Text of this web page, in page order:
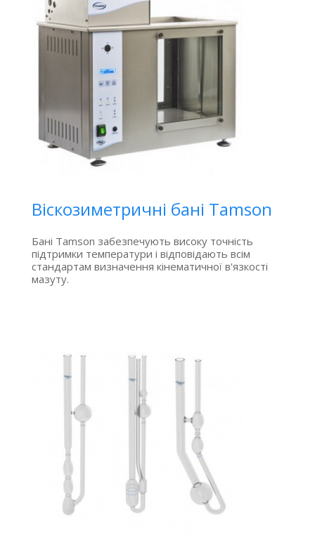
Віскозиметричні бані Tamson
Бані Tamson забезпечують високу точність
підтримки температури і відповідають всім
стандартам визначення кінематичної в'язкості
мазуту.